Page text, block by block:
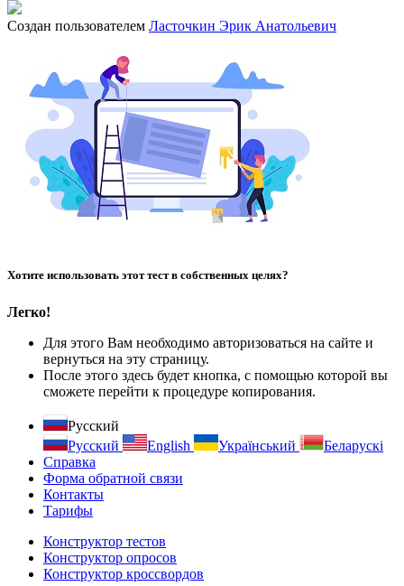
Создан пользователем Ласточкин Эрик Анатольевич
Хотите использовать этот тест в собственных целях?
Легко!
Для этого Вам необходимо авторизоваться на сайте и
вернуться на эту страницу.
После этого здесь будет кнопка, с помощью которой вы
сможете перейти к процедуре копирования.
Русский
Русский
English Український
Беларускі
Справка
Форма обратной связи
Контакты
Тарифы
Конструктор тестов
Конструктор опросов
Конструктор кроссвордов